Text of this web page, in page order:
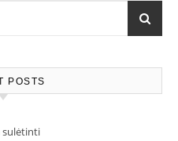
POSTS
sulėtinti